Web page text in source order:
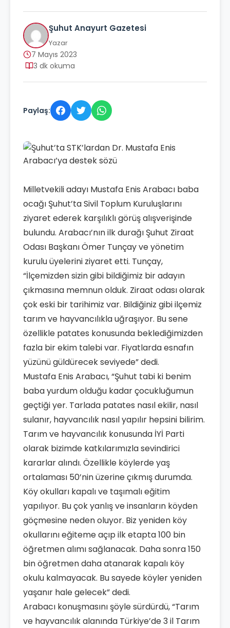
Şuhut Anayurt Gazetesi
Yazar
7 Mayıs 2023
3 dk okuma
Paylaş:
Milletvekili adayı Mustafa Enis Arabacı baba
ocağı Şuhut’ta Sivil Toplum Kuruluşlarını
ziyaret ederek karşılıklı görüş alışverişinde
bulundu. Arabacı’nın ilk durağı Şuhut Ziraat
Odası Başkanı Ömer Tunçay ve yönetim
kurulu üyelerini ziyaret etti. Tunçay,
“İlçemizden sizin gibi bildiğimiz bir adayın
çıkmasına memnun olduk. Ziraat odası olarak
çok eski bir tarihimiz var. Bildiğiniz gibi ilçemiz
tarım ve hayvancılıkla uğraşıyor. Bu sene
özellikle patates konusunda beklediğimizden
fazla bir ekim talebi var. Fiyatlarda esnafın
yüzünü güldürecek seviyede” dedi.
Mustafa Enis Arabacı, “Şuhut tabi ki benim
baba yurdum olduğu kadar çocukluğumun
geçtiği yer. Tarlada patates nasıl ekilir, nasıl
sulanır, hayvancılık nasıl yapılır hepsini bilirim.
Tarım ve hayvancılık konusunda İYİ Parti
olarak bizimde katkılarımızla sevindirici
kararlar alındı. Özellikle köylerde yaş
ortalaması 50’nin üzerine çıkmış durumda.
Köy okulları kapalı ve taşımalı eğitim
yapılıyor. Bu çok yanlış ve insanların köyden
göçmesine neden oluyor. Biz yeniden köy
okullarını eğiteme açıp ilk etapta 100 bin
öğretmen alımı sağlanacak. Daha sonra 150
bin öğretmen daha atanarak kapalı köy
okulu kalmayacak. Bu sayede köyler yeniden
yaşanır hale gelecek” dedi.
Arabacı konuşmasını şöyle sürdürdü, “Tarım
ve hayvancılık alanında Türkiye’de 3 il Tarım